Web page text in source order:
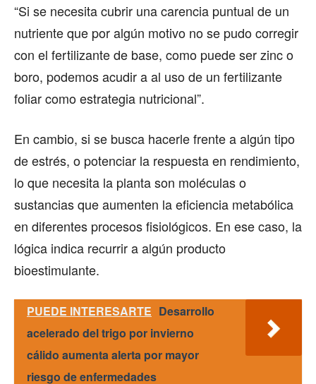
“Si se necesita cubrir una carencia puntual de un
nutriente que por algún motivo no se pudo corregir
con el fertilizante de base, como puede ser zinc o
boro, podemos acudir a al uso de un fertilizante
foliar como estrategia nutricional”.
En cambio, si se busca hacerle frente a algún tipo
de estrés, o potenciar la respuesta en rendimiento,
lo que necesita la planta son moléculas o
sustancias que aumenten la eficiencia metabólica
en diferentes procesos fisiológicos. En ese caso, la
lógica indica recurrir a algún producto
bioestimulante.
PUEDE INTERESARTE Desarrollo
acelerado del trigo por invierno
cálido aumenta alerta por mayor
riesgo de enfermedades